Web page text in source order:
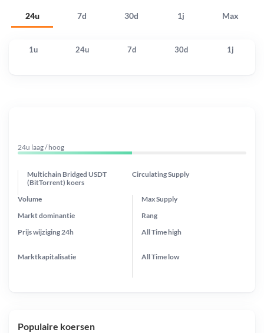
24u 7d 30d 1j Max
1u 24u 7d 30d 1j
24u laag / hoog
Multichain Bridged USDT
(BitTorrent) koers
Circulating Supply
Prijs wijziging24h
Max Supply
Markt dominantie
Marktkapitalisatie
Volume
Rang
All Timehigh
All Time low
Populaire koersen